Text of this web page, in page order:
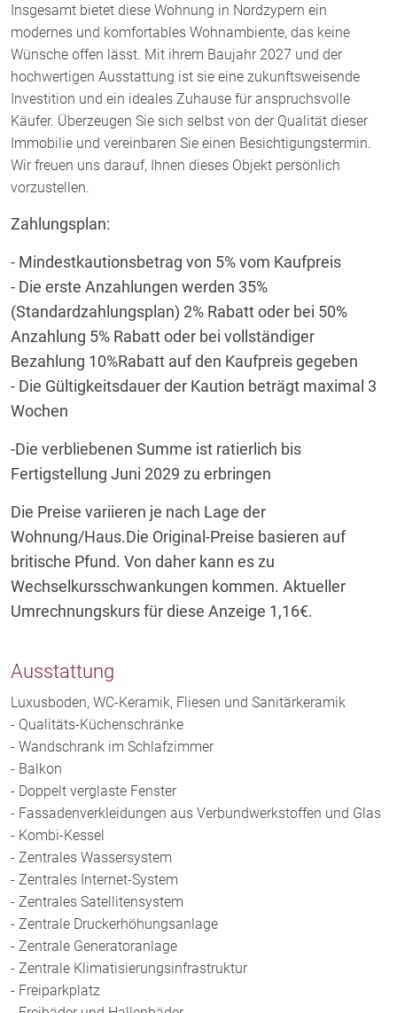
Insgesamt bietet diese Wohnung in Nordzypern ein
modernes und komfortables Wohnambiente, das keine
Wünsche offen lässt. Mit ihrem Baujahr 2027 und der
hochwertigen Ausstattung ist sie eine zukunftsweisende
Investition und ein ideales Zuhause für anspruchsvolle
Käufer. Überzeugen Sie sich selbst von der Qualität dieser
Immobilie und vereinbaren Sie einen Besichtigungstermin.
Wir freuen uns darauf, Ihnen dieses Objekt persönlich
vorzustellen.
Zahlungsplan:
- Mindestkautionsbetrag von 5% vom Kaufpreis
- Die erste Anzahlungen werden 35%
(Standardzahlungsplan) 2% Rabatt oder bei 50%
Anzahlung 5% Rabatt oder bei vollständiger
Bezahlung 10%Rabatt auf den Kaufpreis gegeben
- Die Gültigkeitsdauer der Kaution beträgt maximal 3
Wochen
-Die verbliebenen Summe ist ratierlich bis
Fertigstellung Juni 2029 zu erbringen
Die Preise variieren je nach Lage der
Wohnung/Haus.Die Original-Preise basieren auf
britische Pfund. Von daher kann es zu
Wechselkursschwankungen kommen. Aktueller
Umrechnungskurs für diese Anzeige 1,16€.
Ausstattung
Luxusboden, WC-Keramik, Fliesen und Sanitärkeramik
- Qualitäts-Küchenschränke
- Wandschrank im Schlafzimmer
- Balkon
- Doppelt verglaste Fenster
- Fassadenverkleidungen aus Verbundwerkstoffen und Glas
- Kombi-Kessel
- Zentrales Wassersystem
- Zentrales Internet-System
- Zentrales Satellitensystem
- Zentrale Druckerhöhungsanlage
- Zentrale Generatoranlage
- Zentrale Klimatisierungsinfrastruktur
- Freiparkplatz